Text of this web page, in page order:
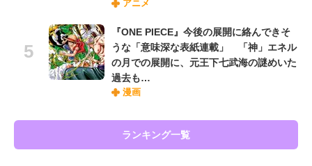
アニメ
『ONE PIECE』今後の展開に絡んできそ
うな「意味深な表紙連載」 「神」エネル
の月での展開に、元王下七武海の謎めいた
過去も…
漫画
ランキング一覧